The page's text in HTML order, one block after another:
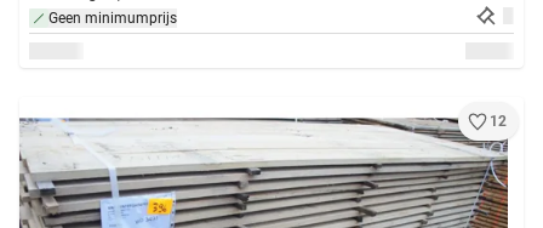
Geen minimumprijs
12